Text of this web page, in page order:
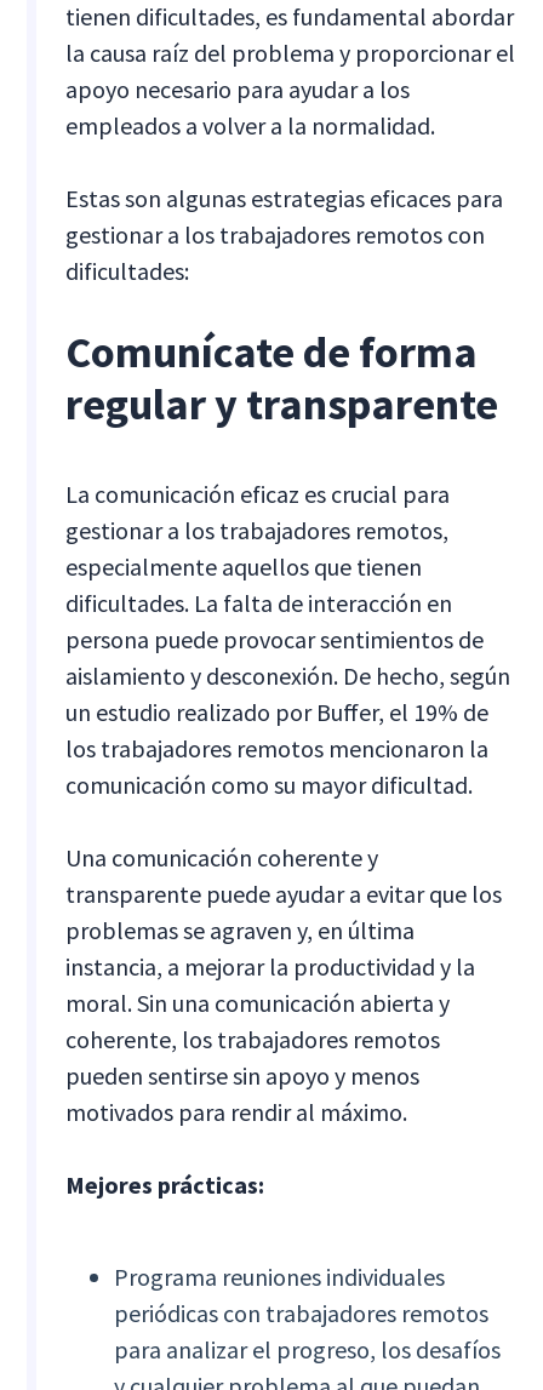
tienen dificultades, es fundamental abordar
la causa raíz del problema y proporcionar el
apoyo necesario para ayudar a los
empleados a volver a la normalidad.
Estas son algunas estrategias eficaces para
gestionar a los trabajadores remotos con
dificultades:
Comunícate de forma
regular y transparente
La comunicación eficaz es crucial para
gestionar a los trabajadores remotos,
especialmente aquellos que tienen
dificultades. La falta de interacción en
persona puede provocar sentimientos de
aislamiento y desconexión. De hecho, según
un estudio realizado por Buffer, el 19% de
los trabajadores remotos mencionaron la
comunicación como su mayor dificultad.
Una comunicación coherente y
transparente puede ayudar a evitar que los
problemas se agraven y, en última
instancia, a mejorar la productividad y la
moral. Sin una comunicación abierta y
coherente, los trabajadores remotos
pueden sentirse sin apoyo y menos
motivados para rendir al máximo.
Mejores prácticas:
Programa reuniones individuales
periódicas con trabajadores remotos
para analizar el progreso, los desafíos